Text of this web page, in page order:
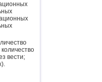
вести;